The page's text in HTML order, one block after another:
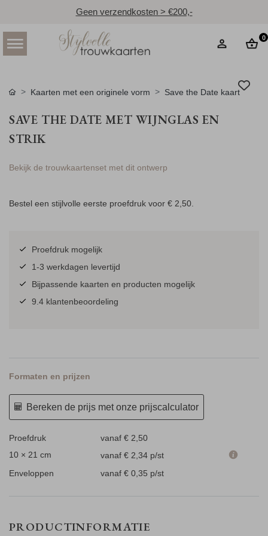
Geen verzendkosten > €200,-
0
Kaarten met een originele vorm Save the Date kaart
SAVE THE DATE MET WIJNGLAS EN
STRIK
Bekijk de trouwkaartenset met dit ontwerp
Bestel een stijlvolle eerste proefdruk voor € 2,50.
Proefdruk mogelijk
1-3 werkdagen levertijd
Bijpassende kaarten en producten mogelijk
9.4 klantenbeoordeling
Formaten en prijzen
Bereken de prijs met onze prijscalculator
Proefdruk
vanaf € 2,50
10 × 21 cm
vanaf € 2,34 p/st
Enveloppen
vanaf € 0,35 p/st
PRODUCTINFORMATIE